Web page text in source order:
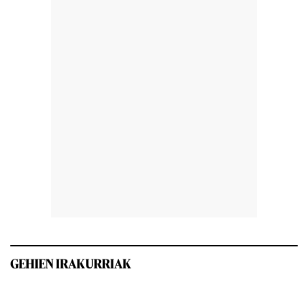
GEHIEN IRAKURRIAK